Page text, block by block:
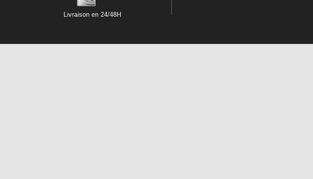
Livraison en 24/48H